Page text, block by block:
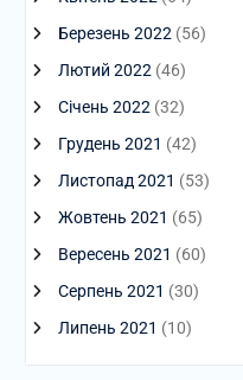
Березень 2022 (56)
Лютий 2022 (46)
Січень 2022 (32)
Грудень 2021 (42)
Листопад 2021 (53)
Жовтень 2021 (65)
Вересень 2021 (60)
Серпень 2021 (30)
Липень 2021 (10)